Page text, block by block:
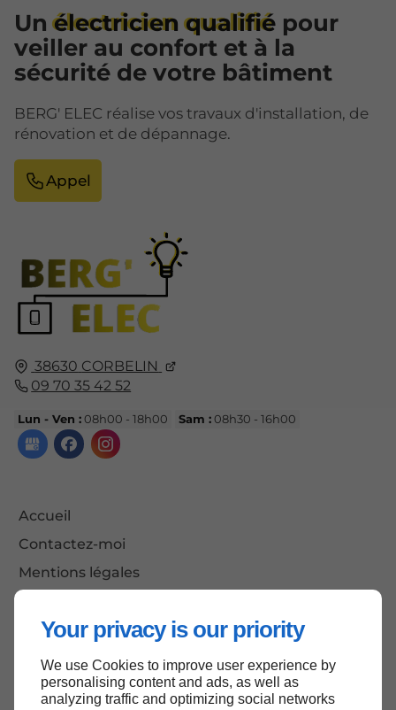
Your privacy is our priority
We use Cookies to improve user experience by
personalising content and ads, as well as
analyzing traffic and optimizing social networks
38630 CORBELIN
09 70 35 42 52
Lun - Ven :08h00 - 18h00 Sam :08h30 - 16h00
Accueil
Contactez-moi
Mentions légales
Unélectricien qualifié pour
veiller au confort et à la
sécurité de votre bâtiment
BERG' ELEC réalise vos travaux d'installation, de
rénovation et de dépannage.
Appel
Haut de page